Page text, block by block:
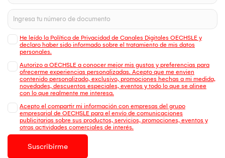
He leído la Política de Privacidad de Canales Digitales OECHSLE y
declaro haber sido informado sobre el tratamiento de mis datos
personales.
Autorizo a OECHSLE a conocer mejor mis gustos y preferencias para
ofrecerme experiencias personalizadas. Acepto que me envien
contenido personalizado, exclusivo, promociones hechas a mi medida,
novedades, descuentos especiales, eventos y todo lo que se alinee
con lo que realmente me interesa.
Acepto el compartir mi información con empresas del grupo
empresarial de OECHSLE para el envío de comunicaciones
publicitarias sobre sus productos, servicios, promociones, eventos y
otras actividades comerciales de interés.
Suscribirme